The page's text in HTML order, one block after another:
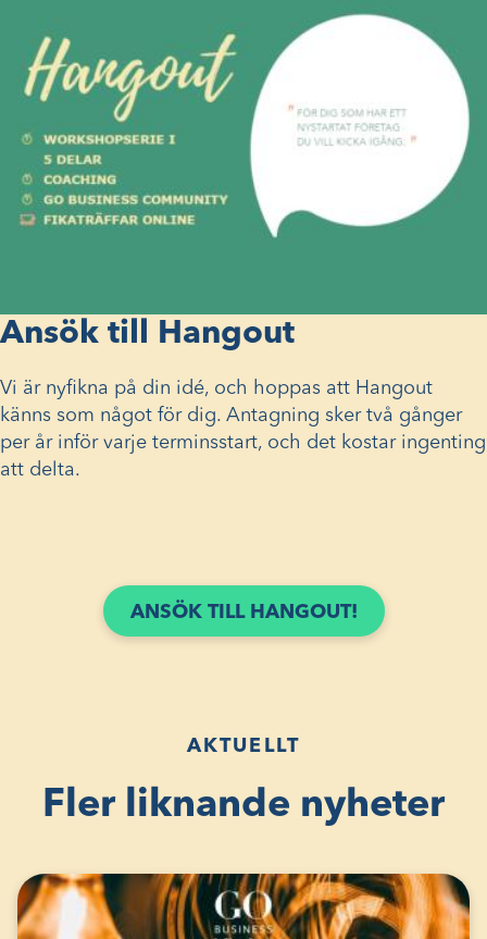
Ansök till Hangout
Vi är nyfikna på din idé, och hoppas att Hangout
känns som något för dig. Antagning sker två gånger
per år inför varje terminsstart, och det kostar ingenting
att delta.
ANSÖK TILL HANGOUT!
AKTUELLT
Fler liknande nyheter